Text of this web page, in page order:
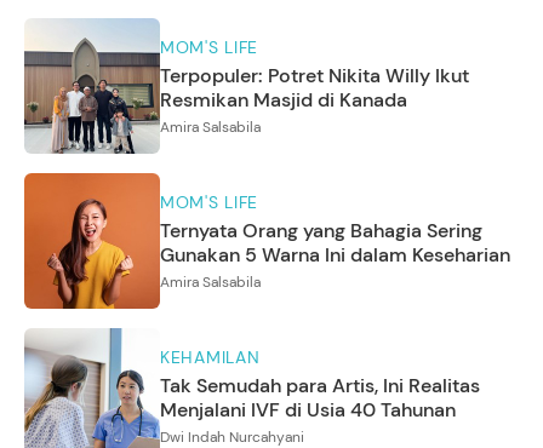
MOM'S LIFE
Terpopuler: Potret Nikita Willy Ikut
Resmikan Masjid di Kanada
Amira Salsabila
MOM'S LIFE
Ternyata Orang yang Bahagia Sering
Gunakan 5 Warna Ini dalam Keseharian
Amira Salsabila
KEHAMILAN
Tak Semudah para Artis, Ini Realitas
Menjalani IVF di Usia 40 Tahunan
Dwi Indah Nurcahyani